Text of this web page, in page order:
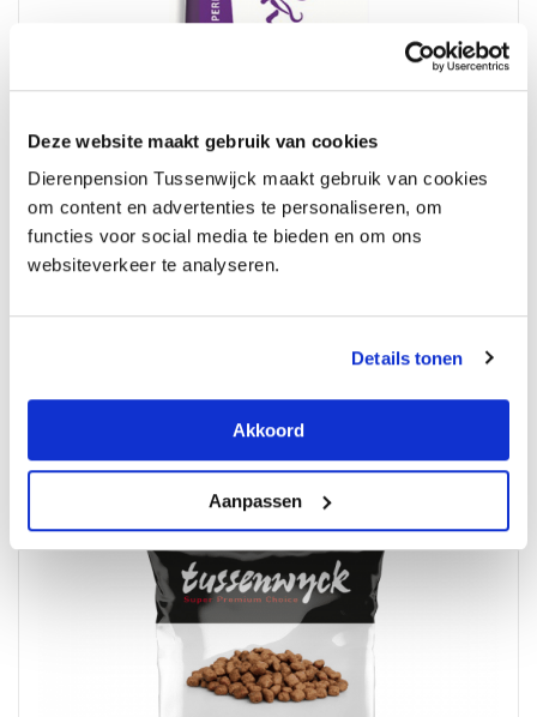
Deze website maakt gebruik van cookies
Dierenpension Tussenwijck maakt gebruik van cookies
om content en advertenties te personaliseren, om
functies voor social media te bieden en om ons
websiteverkeer te analyseren.
Details tonen
Akkoord
Aanpassen
Champ Premium Performance